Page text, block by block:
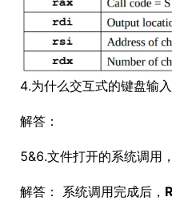
4.为什么交互式的键盘输
解答：
5&6.文件打开的系统调用
解答： 系统调用完成后，